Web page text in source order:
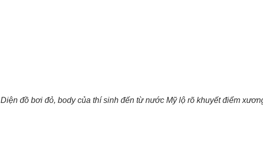
Diện đồ bơi đỏ, body của thí sinh đến từ nước Mỹ lộ rõ khuyết điểm